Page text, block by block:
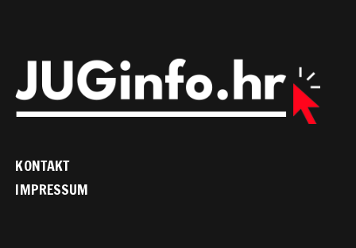
KONTAKT
IMPRESSUM